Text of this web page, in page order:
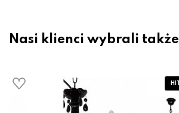
Nasi klienci wybrali także